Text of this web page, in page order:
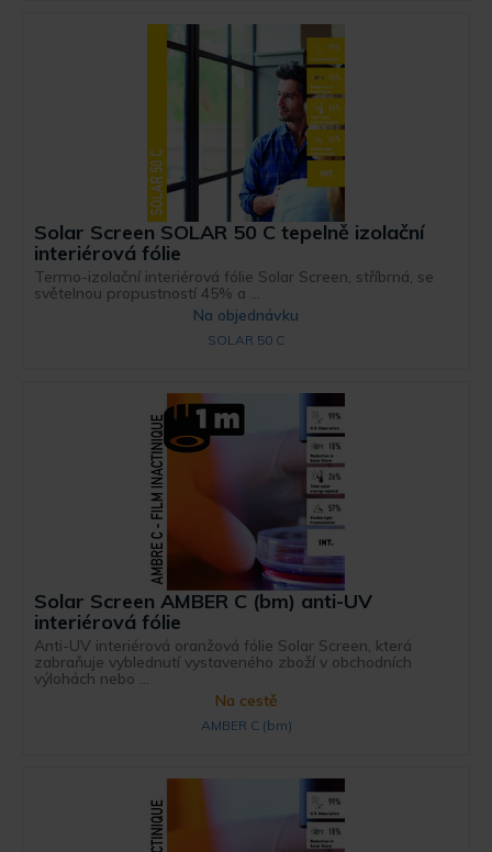
Solar Screen SOLAR 50 C tepelně izolační
interiérová fólie
Termo-izolační interiérová fólie Solar Screen, stříbrná, se
světelnou propustností 45% a ...
Na objednávku
SOLAR 50 C
Solar Screen AMBER C (bm) anti-UV
interiérová fólie
Anti-UV interiérová oranžová fólie Solar Screen, která
zabraňuje vyblednutí vystaveného zboží v obchodních
výlohách nebo ...
Na cestě
AMBER C (bm)